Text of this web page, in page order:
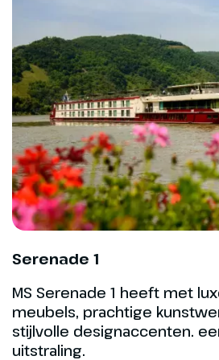
De
Bonn
Dag 4
Serenade 1
MS Serenade 1 heeft met
meubels, prachtige
stijlvolle designaccenten.
uitstraling.